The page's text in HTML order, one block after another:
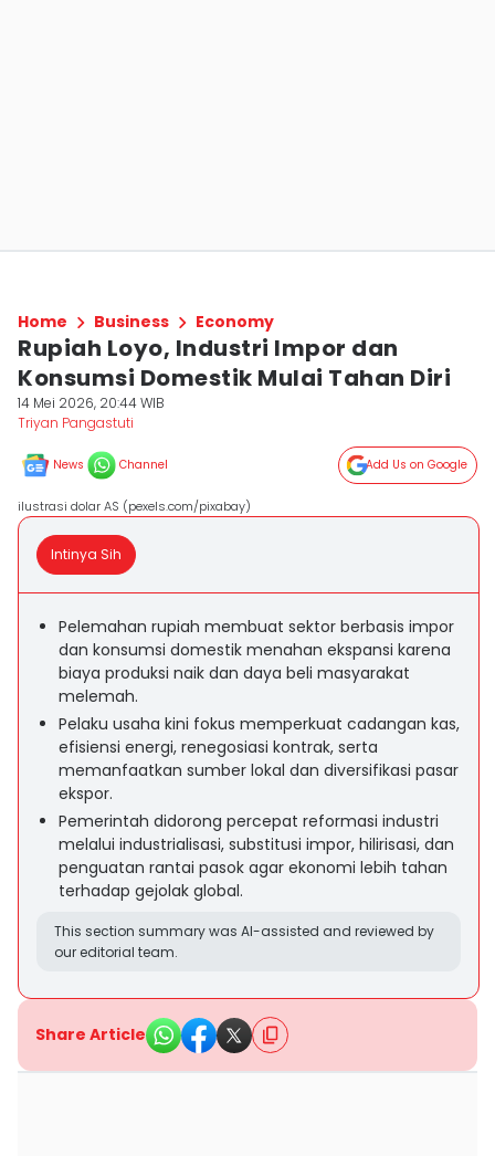
Home Business Economy
Rupiah Loyo, Industri Impor dan
Konsumsi Domestik Mulai Tahan Diri
14 Mei 2026, 20:44 WIB
Triyan Pangastuti
News Channel Add Us on Google
ilustrasi dolar AS (pexels.com/pixabay)
Intinya Sih
Pelemahan rupiah membuat sektor berbasis impor
dan konsumsi domestik menahan ekspansi karena
biaya produksi naik dan daya beli masyarakat
melemah.
Pelaku usaha kini fokus memperkuat cadangan kas,
efisiensi energi, renegosiasi kontrak, serta
memanfaatkan sumber lokal dan diversifikasi pasar
ekspor.
Pemerintah didorong percepat reformasi industri
melalui industrialisasi, substitusi impor, hilirisasi, dan
penguatan rantai pasok agar ekonomi lebih tahan
terhadap gejolak global.
This section summary was AI-assisted and reviewed by
our editorial team.
Share Article